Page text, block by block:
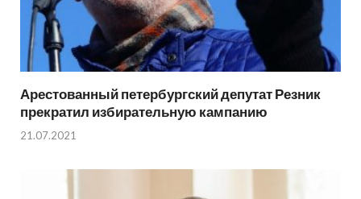
Арестованный петербургский депутат Резник
прекратил избирательную кампанию
21.07.2021